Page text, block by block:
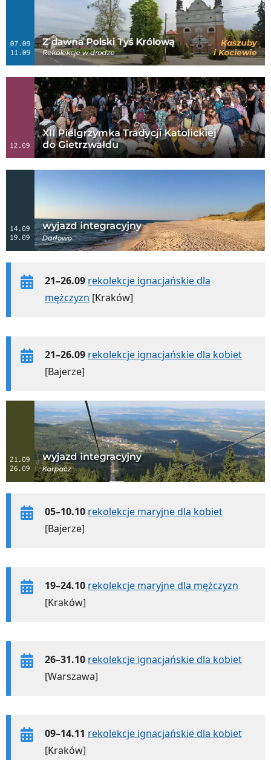
21–26.09 rekolekcje ignacjańskie dla
mężczyzn [Kraków]
21–26.09 rekolekcje ignacjańskie dla kobiet
[Bajerze]
05–10.10 rekolekcje maryjne dla kobiet
[Bajerze]
19–24.10 rekolekcje maryjne dla mężczyzn
[Kraków]
26–31.10 rekolekcje ignacjańskie dla kobiet
[Warszawa]
09–14.11 rekolekcje ignacjańskie dla kobiet
[Kraków]